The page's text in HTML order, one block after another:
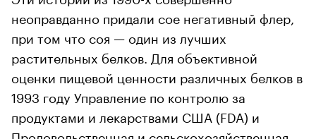
неоправданно придали сое негативный флер,
при том что соя — один из лучших
растительных белков. Для объективной
оценки пищевой ценности различных белков в
1993 году Управление по контролю за
продуктами и лекарствами США (FDA) и